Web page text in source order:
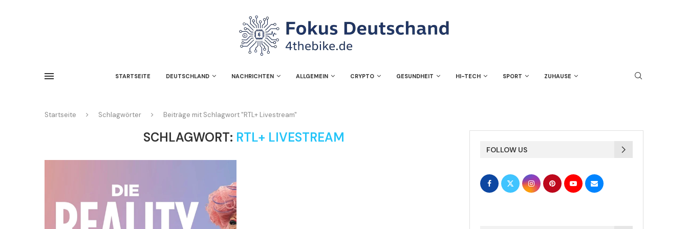
STARTSEITE DEUTSCHLAND NACHRICHTEN ALLGEMEIN CRYPTO GESUNDHEIT HI-TECH SPORT ZUHAUSE
Startseite Schlagwörter Beiträge mit Schlagwort "RTL+ Livestream"
SCHLAGWORT: RTL+ LIVESTREAM
FOLLOW US